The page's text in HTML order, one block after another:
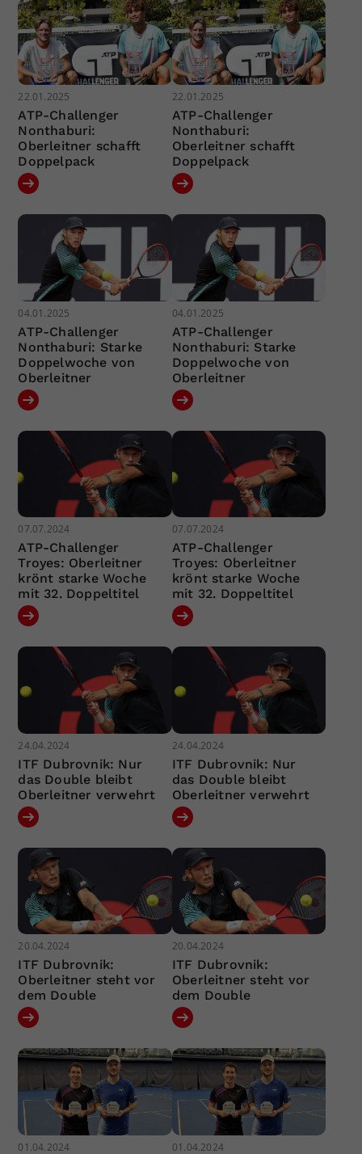
22.01.2025
ATP-Challenger
Nonthaburi:
Oberleitner schafft
Doppelpack
22.01.2025
ATP-Challenger
Nonthaburi:
Oberleitner schafft
Doppelpack
04.01.2025
ATP-Challenger
Nonthaburi: Starke
Doppelwoche von
Oberleitner
04.01.2025
ATP-Challenger
Nonthaburi: Starke
Doppelwoche von
Oberleitner
07.07.2024
ATP-Challenger
Troyes: Oberleitner
krönt starke Woche
mit 32. Doppeltitel
07.07.2024
ATP-Challenger
Troyes: Oberleitner
krönt starke Woche
mit 32. Doppeltitel
24.04.2024
ITF Dubrovnik: Nur
das Double bleibt
Oberleitner verwehrt
24.04.2024
ITF Dubrovnik: Nur
das Double bleibt
Oberleitner verwehrt
20.04.2024
ITF Dubrovnik:
Oberleitner steht vor
dem Double
20.04.2024
ITF Dubrovnik:
Oberleitner steht vor
dem Double
01.04.2024 01.04.2024